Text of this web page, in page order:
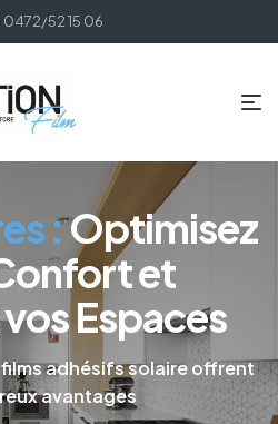
0472/52 15 06
:Optimisez
et
Espaces
adhésifs solaire offrent
avantages